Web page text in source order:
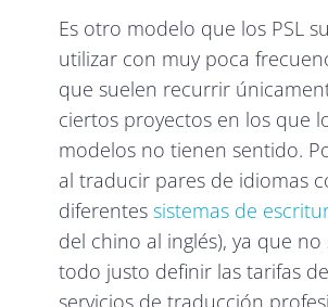
Es otro modelo que los PSL
utilizar con muy poca
que suelen recurrir
ciertos proyectos en los que
modelos no tienen sentido.
al traducir pares de idiomas
diferentes sistemas de
del chino al inglés), ya que no
todo justo definir las tarifas